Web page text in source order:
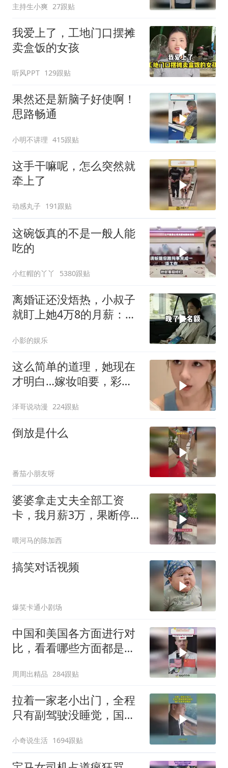
主持生小爽 27跟贴
我爱上了，工地门口摆摊
卖盒饭的女孩
听风PPT 129跟贴
果然还是新脑子好使啊！
思路畅通
小明不讲理 415跟贴
这手干嘛呢，怎么突然就
牵上了
动感丸子 191跟贴
这碗饭真的不是一般人能
吃的
小红帽的丫丫 5380跟贴
离婚证还没焐热，小叔子
就盯上她4万8的月薪：转
小影的娱乐
这么简单的道理，她现在
才明白…嫁妆咱要，彩礼
泽哥说动漫 224跟贴
倒放是什么
番茄小朋友呀
婆婆拿走丈夫全部工资
卡，我月薪3万，果断停
喂河马的陈加西
搞笑对话视频
爆笑卡通小剧场
中国和美国各方面进行对
比，看看哪些方面都是谁
周周出精品 284跟贴
拉着一家老小出门，全程
只有副驾驶没睡觉，国产
小奇说生活 1694跟贴